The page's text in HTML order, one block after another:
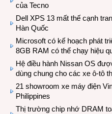
của Tecno
Dell XPS 13 mất thế cạnh
Hàn Quốc
Microsoft có kế hoạch phát
8GB RAM có thể chạy hiệu
Hệ điều hành Nissan OS
dùng chung cho các xe ô-tô
21 showroom xe máy điện
Philippines
Thị trường chip nhớ DRAM